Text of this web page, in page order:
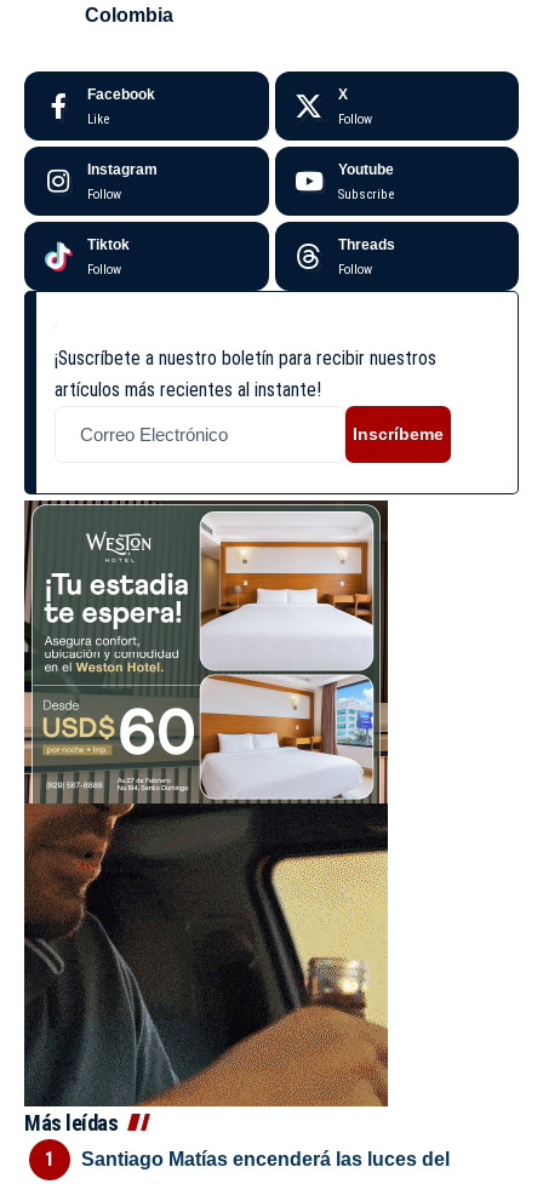
Colombia
Facebook
Like
X
Follow
Instagram
Follow
Youtube
Subscribe
Tiktok
Follow
Threads
Follow
¡Suscríbete a nuestro boletín para recibir nuestros
artículos más recientes al instante!
Inscríbeme
Más leídas
Santiago Matías encenderá las luces del